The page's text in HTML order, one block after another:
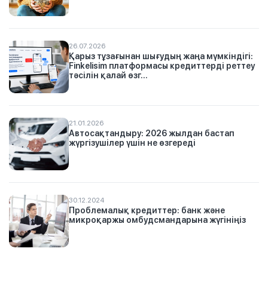
26.07.2026
Қарыз тұзағынан шығудың жаңа мүмкіндігі:
Finkelisim платформасы кредиттерді реттеу
тәсілін қалай өзг...
21.01.2026
Автосақтандыру: 2026 жылдан бастап
жүргізушілер үшін не өзгереді
30.12.2024
Проблемалық кредиттер: банк және
микроқаржы омбудсмандарына жүгініңіз